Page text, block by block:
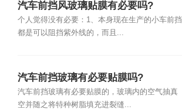
汽车前挡风玻璃贴膜有必要吗?
个人觉得没有必要：1、本身现在生产的小车前挡
都是可以阻挡紫外线的，而且...
汽车前挡玻璃有必要贴膜吗?
汽车前挡玻璃有必要贴膜的，玻璃内的空气抽真
空并随之将特种树脂填充进裂缝...